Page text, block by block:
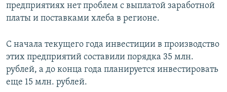
предприятиях нет проблем с выплатой заработной
платы и поставками хлеба в регионе.
С начала текущего года инвестиции в производство
этих предприятий составили порядка 35 млн.
рублей, а до конца года планируется инвестировать
еще 15 млн. рублей.